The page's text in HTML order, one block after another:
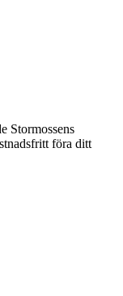
Stormossens
föra ditt